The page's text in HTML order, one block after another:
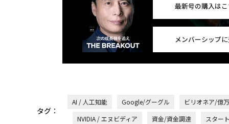
最新号の購入は
メンバーシップ
タグ：
AI / 人工知能 Google/グーグル
ビリオネア/億
NVIDIA / エヌビディア
資金/資金調達 スター